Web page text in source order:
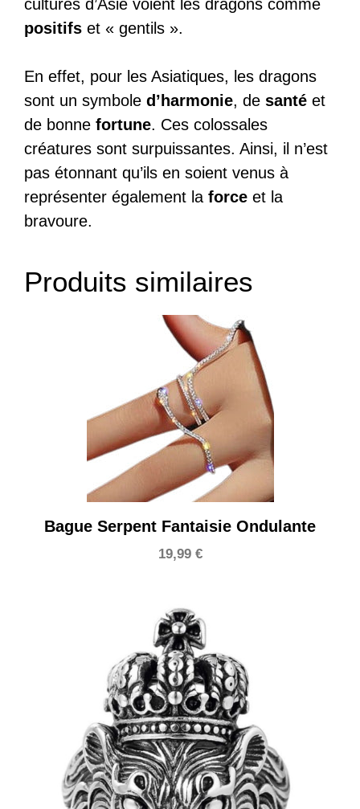
cultures d’Asie voient les dragons comme
positifs et « gentils ».
En effet, pour les Asiatiques, les dragons
sont un symbole d’harmonie, de santé et
de bonne fortune. Ces colossales
créatures sont surpuissantes. Ainsi, il n’est
pas étonnant qu’ils en soient venus à
représenter également la force et la
bravoure.
Produits similaires
Bague Serpent Fantaisie Ondulante
19,99 €